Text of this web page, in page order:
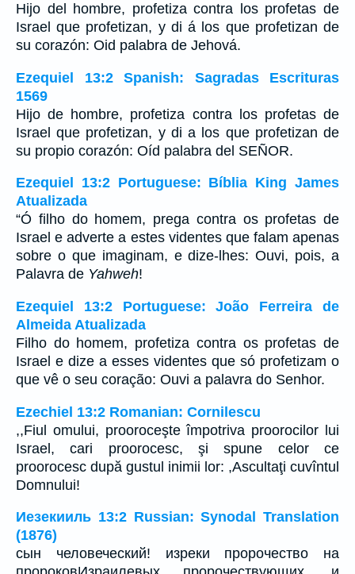
Hijo del hombre, profetiza contra los profetas de
Israel que profetizan, y di á los que profetizan de
su corazón: Oid palabra de Jehová.
Ezequiel 13:2 Spanish: Sagradas Escrituras
1569
Hijo de hombre, profetiza contra los profetas de
Israel que profetizan, y di a los que profetizan de
su propio corazón: Oíd palabra del SEÑOR.
Ezequiel 13:2 Portuguese: Bíblia King James
Atualizada
“Ó filho do homem, prega contra os profetas de
Israel e adverte a estes videntes que falam apenas
sobre o que imaginam, e dize-lhes: Ouvi, pois, a
Palavra de Yahweh!
Ezequiel 13:2 Portuguese: João Ferreira de
Almeida Atualizada
Filho do homem, profetiza contra os profetas de
Israel e dize a esses videntes que só profetizam o
que vê o seu coração: Ouvi a palavra do Senhor.
Ezechiel 13:2 Romanian: Cornilescu
,,Fiul omului, prooroceşte împotriva proorocilor lui
Israel, cari proorocesc, şi spune celor ce
proorocesc după gustul inimii lor: ,Ascultaţi cuvîntul
Domnului!
Иезекииль 13:2 Russian: Synodal Translation
(1876)
сын человеческий! изреки пророчество на